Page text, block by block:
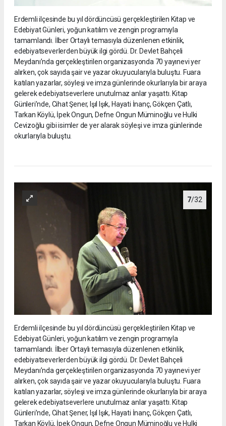
Erdemli ilçesinde bu yıl dördüncüsü gerçekleştirilen Kitap ve
Edebiyat Günleri, yoğun katılım ve zengin programıyla
tamamlandı. İlber Ortaylı temasıyla düzenlenen etkinlik,
edebiyatseverlerden büyük ilgi gördü. Dr. Devlet Bahçeli
Meydanı’nda gerçekleştirilen organizasyonda 70 yayınevi yer
alırken, çok sayıda şair ve yazar okuyucularıyla buluştu. Fuara
katılan yazarlar, söyleşi ve imza günlerinde okurlarıyla bir araya
gelerek edebiyatseverlere unutulmaz anlar yaşattı. Kitap
Günleri’nde, Cihat Şener, Işıl Işık, Hayati İnanç, Gökçen Çatlı,
Tarkan Köylü, İpek Ongun, Defne Ongun Müminoğlu ve Hulki
Cevizoğlu gibi isimler de yer alarak söyleşi ve imza günlerinde
okurlarıyla buluştu.
7/32
Erdemli ilçesinde bu yıl dördüncüsü gerçekleştirilen Kitap ve
Edebiyat Günleri, yoğun katılım ve zengin programıyla
tamamlandı. İlber Ortaylı temasıyla düzenlenen etkinlik,
edebiyatseverlerden büyük ilgi gördü. Dr. Devlet Bahçeli
Meydanı’nda gerçekleştirilen organizasyonda 70 yayınevi yer
alırken, çok sayıda şair ve yazar okuyucularıyla buluştu. Fuara
katılan yazarlar, söyleşi ve imza günlerinde okurlarıyla bir araya
gelerek edebiyatseverlere unutulmaz anlar yaşattı. Kitap
Günleri’nde, Cihat Şener, Işıl Işık, Hayati İnanç, Gökçen Çatlı,
Tarkan Köylü, İpek Ongun, Defne Ongun Müminoğlu ve Hulki